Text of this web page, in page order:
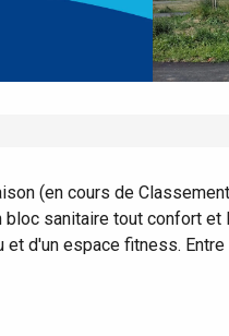
(en cours de
sanitaire tout confort et
d'un espace fitness. Entre